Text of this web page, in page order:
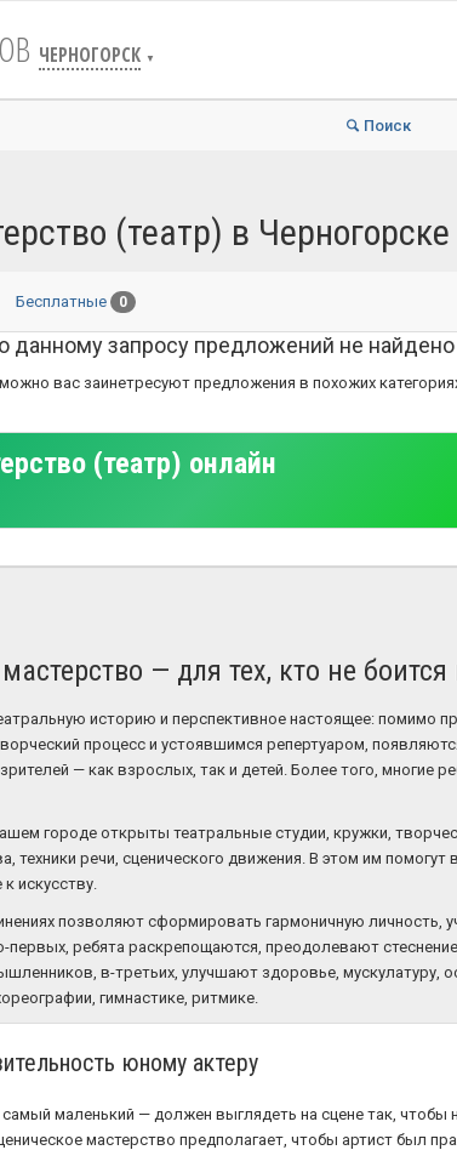
ЧЕРНОГОРСК ▼
Поиск
(театр) в Черногорске
Бесплатные 0
данному запросу предложений не найдено
вас заинетресуют предложения в похожих
(театр) онлайн
— для тех, кто не
историю и перспективное настоящее: помимо
процесс и устоявшимся репертуаром,
— как взрослых, так и детей. Более того, многие
городе открыты театральные студии, кружки,
техники речи, сценического движения. В этом им
искусству.
позволяют сформировать гармоничную личность,
первых, ребята раскрепощаются, преодолевают
в-третьих, улучшают здоровье, мускулатуру,
гимнастике, ритмике.
юному актеру
маленький — должен выглядеть на сцене так, чтобы
мастерство предполагает, чтобы артист был